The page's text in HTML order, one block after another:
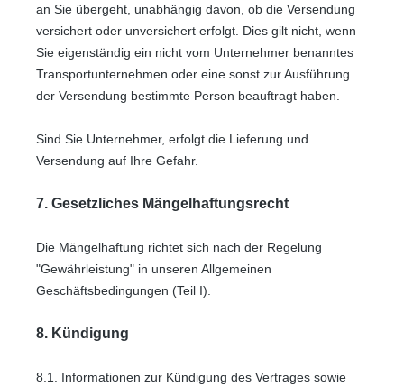
an Sie übergeht, unabhängig davon, ob die Versendung
versichert oder unversichert erfolgt. Dies gilt nicht, wenn
Sie eigenständig ein nicht vom Unternehmer benanntes
Transportunternehmen oder eine sonst zur Ausführung
der Versendung bestimmte Person beauftragt haben.
Sind Sie Unternehmer, erfolgt die Lieferung und
Versendung auf Ihre Gefahr.
7. Gesetzliches Mängelhaftungsrecht
Die Mängelhaftung richtet sich nach der Regelung
"Gewährleistung" in unseren Allgemeinen
Geschäftsbedingungen (Teil I).
8. Kündigung
8.1. Informationen zur Kündigung des Vertrages sowie